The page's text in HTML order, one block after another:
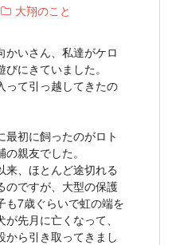
大翔のこと
かいさん、私達がケロ
にきていました。
って引っ越してきたの
最初に飼ったのがロト
親友でした。
来、ほとんど途切れる
のですが、大型の保護
も7歳ぐらいで虹の端を
先月に亡くなって、
から引き取ってきまし